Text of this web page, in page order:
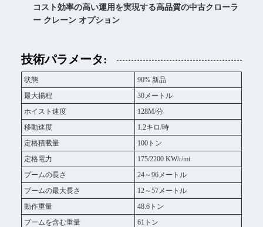
コスト効率の高い運用を実現する高品質の中古クローラ
ー クレーン オプション
技術パラメータ:
状態
90% 新品
最大揚程
30メートル
ホイスト速度
128M/分
移動速度
1.2キロ/時
定格積載量
100トン
定格電力
175/2200 KW/r/mi
ブームの長さ
24～96メートル
ブームの最大長さ
12～57メートル
動作重量
48.6トン
ブームを含む重量
61トン